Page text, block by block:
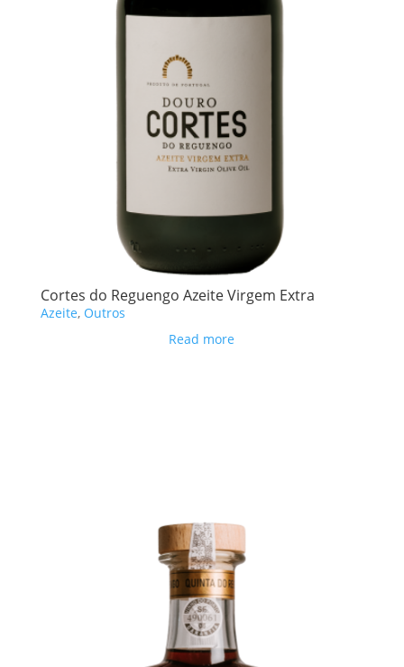
Cortes do Reguengo Azeite Virgem Extra
Azeite, Outros
Read more